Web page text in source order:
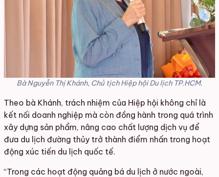
Bà Nguyễn Thị Khánh, Chủ tịch Hiệp hội Du lịch TP.HCM.
Theo bà Khánh, trách nhiệm của Hiệp hội không chỉ là
kết nối doanh nghiệp mà còn đồng hành trong quá trình
xây dựng sản phẩm, nâng cao chất lượng dịch vụ để
đưa du lịch đường thủy trở thành điểm nhấn trong hoạt
động xúc tiến du lịch quốc tế.
“Trong các hoạt động quảng bá du lịch ở nước ngoài,